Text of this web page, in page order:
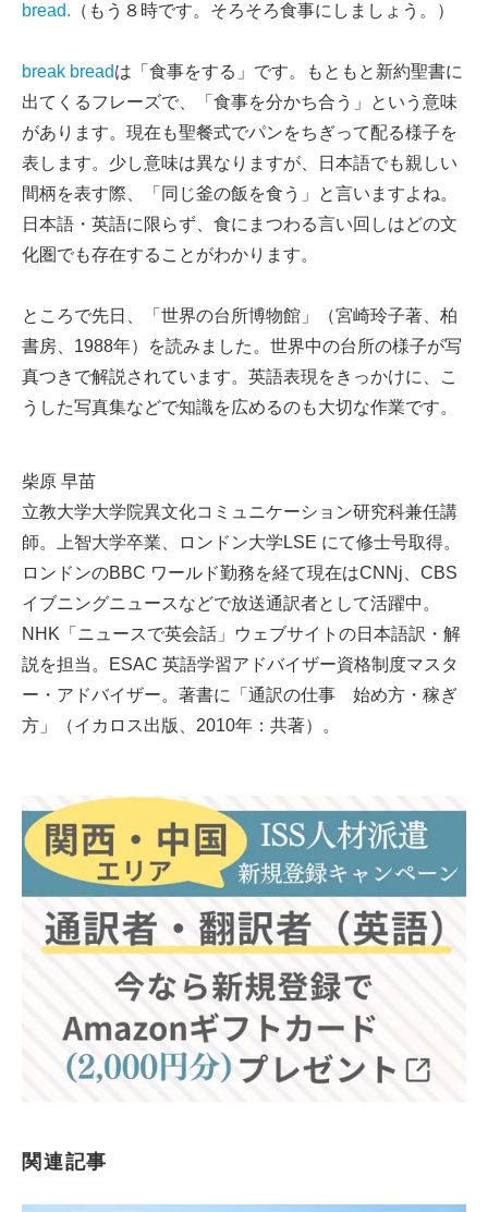
bread. （もう８時です。そろそろ食事にしましょう。）
break breadは「食事をする」です。もともと新約聖書に
出てくるフレーズで、「食事を分かち合う」という意味
があります。現在も聖餐式でパンをちぎって配る様子を
表します。少し意味は異なりますが、日本語でも親しい
間柄を表す際、「同じ釜の飯を食う」と言いますよね。
日本語・英語に限らず、食にまつわる言い回しはどの文
化圏でも存在することがわかります。
ところで先日、「世界の台所博物館」（宮崎玲子著、柏
書房、1988年）を読みました。世界中の台所の様子が写
真つきで解説されています。英語表現をきっかけに、こ
うした写真集などで知識を広めるのも大切な作業です。
柴原 早苗
立教大学大学院異文化コミュニケーション研究科兼任講
師。上智大学卒業、ロンドン大学LSE にて修士号取得。
ロンドンのBBC ワールド勤務を経て現在はCNNj、CBS
イブニングニュースなどで放送通訳者として活躍中。
NHK「ニュースで英会話」ウェブサイトの日本語訳・解
説を担当。ESAC 英語学習アドバイザー資格制度マスタ
ー・アドバイザー。著書に「通訳の仕事 始め方・稼ぎ
方」（イカロス出版、2010年：共著）。
関連記事